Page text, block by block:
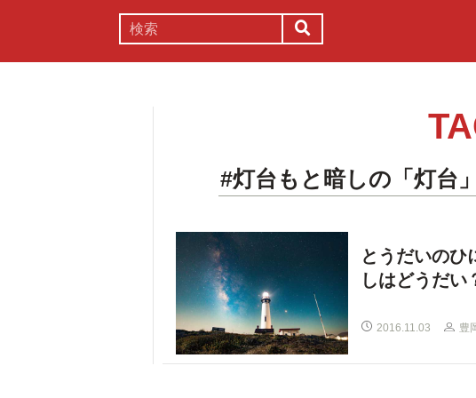
#灯台もと暗しの「灯台
とうだいのひ
しはどうだい
2016.11.03 豊